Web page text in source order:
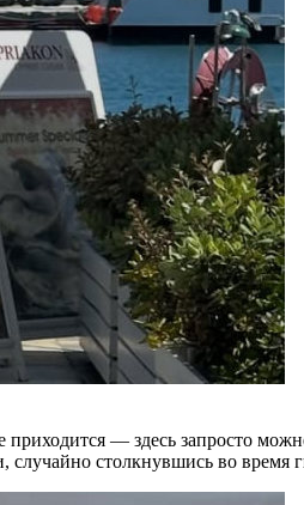
— здесь запросто
случайно столкнувшись во время